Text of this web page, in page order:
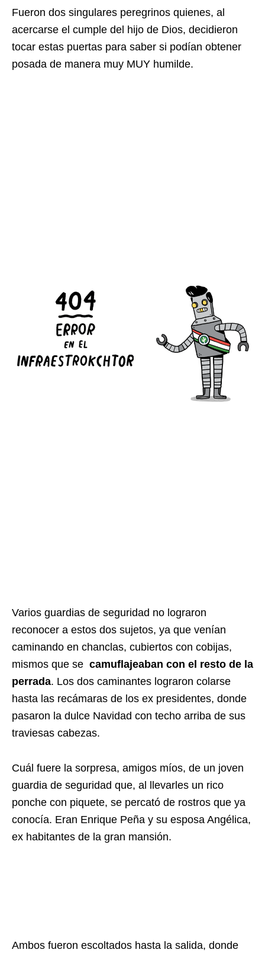
Fueron dos singulares peregrinos quienes, al
acercarse el cumple del hijo de Dios, decidieron
tocar estas puertas para saber si podían obtener
posada de manera muy MUY humilde.
Varios guardias de seguridad no lograron
reconocer a estos dos sujetos, ya que venían
caminando en chanclas, cubiertos con cobijas,
mismos que se camuflajeaban con el resto de la
perrada. Los dos caminantes lograron colarse
hasta las recámaras de los ex presidentes, donde
pasaron la dulce Navidad con techo arriba de sus
traviesas cabezas.
Cuál fuere la sorpresa, amigos míos, de un joven
guardia de seguridad que, al llevarles un rico
ponche con piquete, se percató de rostros que ya
conocía. Eran Enrique Peña y su esposa Angélica,
ex habitantes de la gran mansión.
Ambos fueron escoltados hasta la salida, donde